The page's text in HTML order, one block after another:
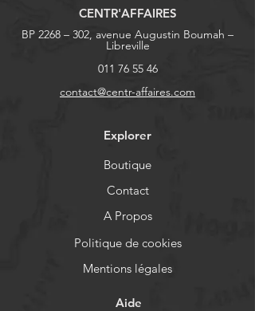
CENTR'AFFAIRES
BP 2268 – 302, avenue Augustin Boumah –
Libreville
011 76 55 46
contact@centr-affaires.com
Explorer
Boutique
Contact
A Propos
Politique de cookies
Mentions légales
Aide